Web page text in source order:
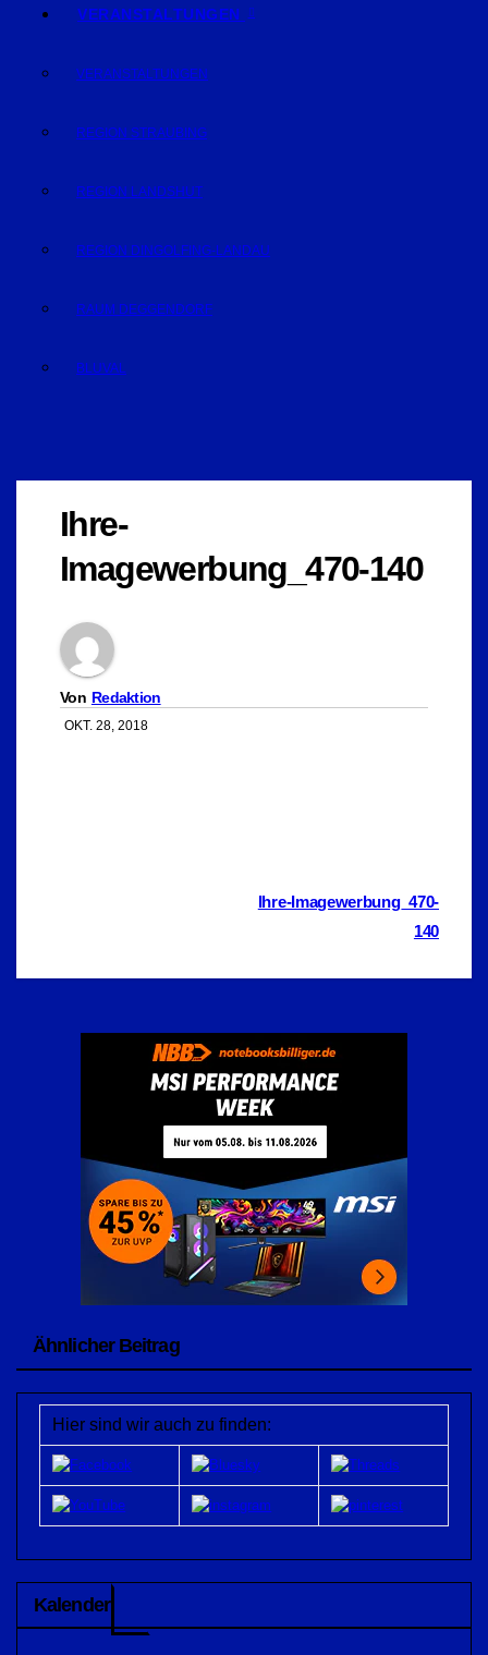
VERANSTALTUNGEN
VERANSTALTUNGEN
REGION STRAUBING
REGION LANDSHUT
REGION DINGOLFING-LANDAU
RAUM DEGGENDORF
BLUVAL
Ihre-
Imagewerbung_470-140
Von Redaktion
OKT. 28, 2018
BeitragsnavigationIhre-Imagewerbung_470-
140
Ähnlicher Beitrag
Hier sind wir auch zu finden:
Kalender